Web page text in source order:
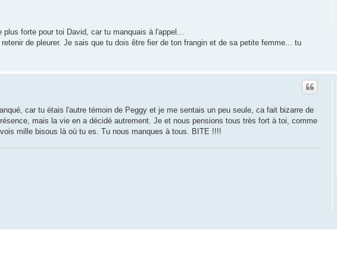
forte pour toi David, car tu manquais à l'appel...
de pleurer. Je sais que tu dois être fier de ton frangin et de sa petite femme... tu
car tu étais l'autre témoin de Peggy et je me sentais un peu seule, ca fait bizarre de
mais la vie en a décidé autrement. Je et nous pensions tous très fort à toi, comme
mille bisous là où tu es. Tu nous manques à tous. BITE !!!!